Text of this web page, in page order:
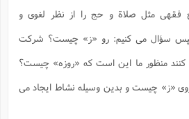
فقهى مثل صلاة و حج را از نظر لغوى و
سؤال مى كنيم: رو «ز» چيست؟ شركت
كنند منظور ما اين است كه «روزه» چيست؟
«ز» چيست و بدين وسيله نشاط ايجاد مى